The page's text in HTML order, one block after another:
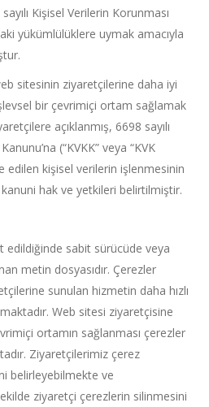
Kişisel Verilerin Korunması
yükümlülüklere uymak amacıyla
sitesinin ziyaretçilerine daha iyi
bir çevrimiçi ortam sağlamak
açıklanmış, 6698 sayılı
(“KVKK” veya “KVK
edilen kişisel verilerin işlenmesinin
kanuni hak ve yetkileri belirtilmiştir.
edildiğinde sabit sürücüde veya
metin dosyasıdır. Çerezler
sunulan hizmetin daha hızlı
Web sitesi ziyaretçisine
ortamın sağlanması çerezler
Ziyaretçilerimiz çerez
belirleyebilmekte ve
ziyaretçi çerezlerin silinmesini